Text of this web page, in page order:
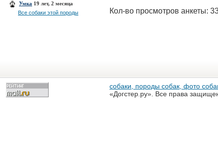
Умка 19 лет, 2 месяца
Все собаки этой породы
Кол-во просмотров анкеты:
собаки, породы собак, фото
«Догстер.ру». Все права